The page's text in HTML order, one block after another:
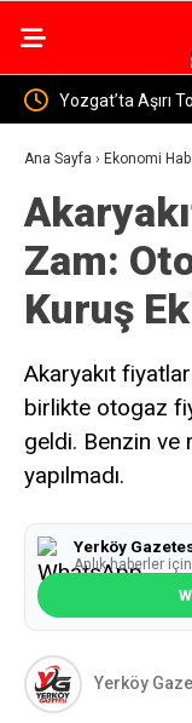
Devam Ediyor
Ana Sayfa › Ekonomi
Zam:
Kuruş
Akaryakıt
birlikte otogaz
geldi. Benzin ve
yapılmadı.
Yerköy
Anlık haberler
Yerköy